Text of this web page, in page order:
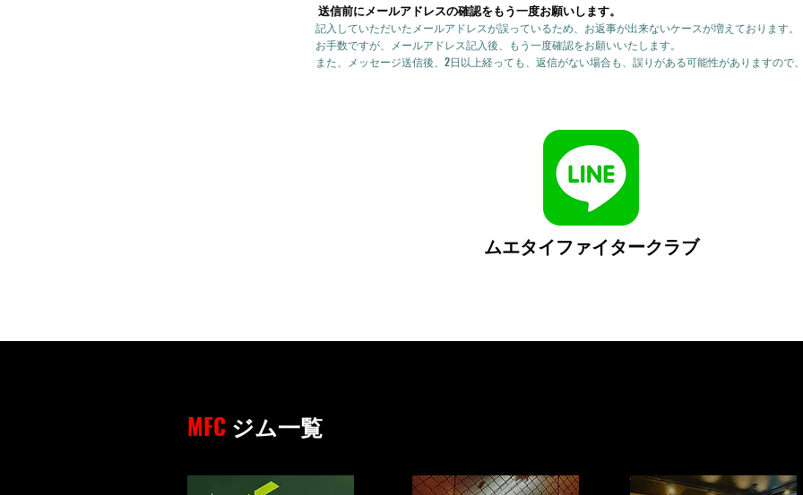
送信前にメールアドレスの確認をもう一度お願いします。
記入していただいたメールアドレスが誤っているため、お返事が出来ないケースが増えております。
お手数ですが、メールアドレス記入後、もう一度確認をお願いいたします。
また、メッセージ送信後、2日以上経っても、返信がない場合も、誤りがある可能性がありますので
ムエタイファイタークラブ
MFC ジム一覧